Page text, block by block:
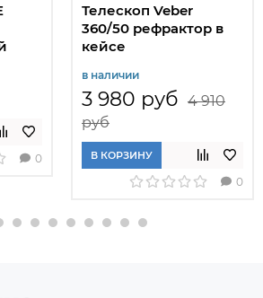
0
Телескоп Veber
360/50 рефрактор в
кейсе
в наличии
3 980 руб 4 910
руб
В КОРЗИНУ
0